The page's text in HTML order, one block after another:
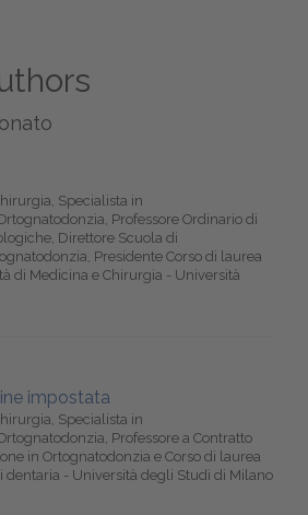
Specialista in
Professore Ordinario di
Direttore Scuola di
Presidente Corso di laurea
di Medicina e Chirurgia - Università
Specialista in
Professore a Contratto
in Ortognatodonzia e Corso di laurea
dentaria - Università degli Studi di Milano